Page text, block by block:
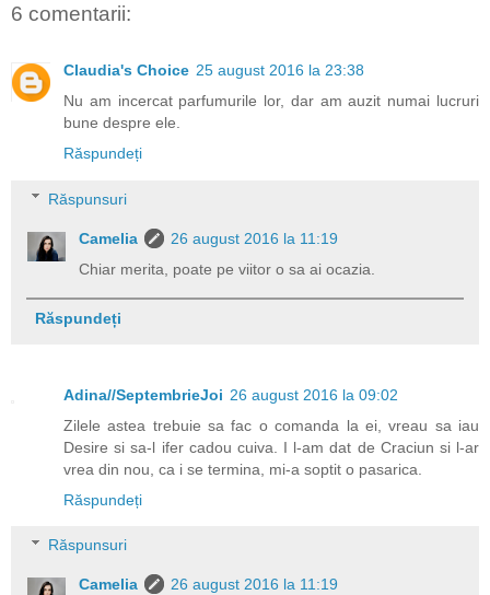
6 comentarii:
Claudia's Choice 25 august 2016 la 23:38
Nu am incercat parfumurile lor, dar am auzit numai lucruri
bune despre ele.
Răspundeți
Răspunsuri
Camelia
26 august 2016 la 11:19
Chiar merita, poate pe viitor o sa ai ocazia.
Răspundeți
Adina//SeptembrieJoi 26 august 2016 la 09:02
Zilele astea trebuie sa fac o comanda la ei, vreau sa iau
Desire si sa-l ifer cadou cuiva. I l-am dat de Craciun si l-ar
vrea din nou, ca i se termina, mi-a soptit o pasarica.
Răspundeți
Răspunsuri
Camelia
26 august 2016 la 11:19